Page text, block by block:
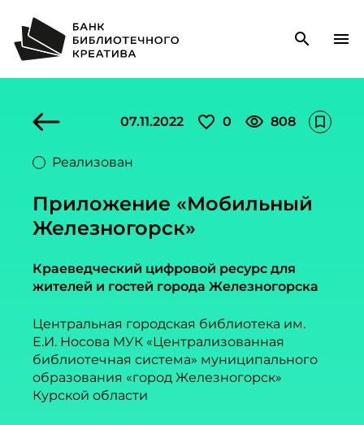
search menu
07.11.2022 favorite_outline 0 visibility 808 bookmark_outline
Реализован
Приложение «Мобильный
Железногорск»
Краеведческий цифровой ресурс для
жителей и гостей города Железногорска
Центральная городская библиотека им.
Е.И. Носова МУК «Централизованная
библиотечная система» муниципального
образования «город Железногорск»
Курской области